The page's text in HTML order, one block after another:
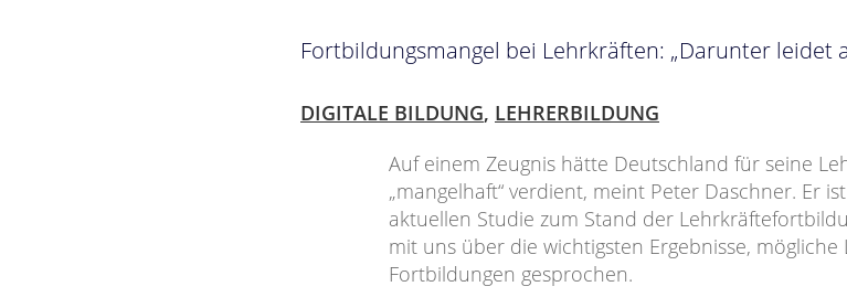
Fortbildungsmangel bei Lehrkräften: „Darunter leidet
DIGITALE BILDUNG, LEHRERBILDUNG
Auf einem Zeugnis hätte Deutschland für seine
„mangelhaft“ verdient, meint Peter Daschner. Er
aktuellen Studie zum Stand der
mit uns über die wichtigsten Ergebnisse,
Fortbildungen gesprochen.